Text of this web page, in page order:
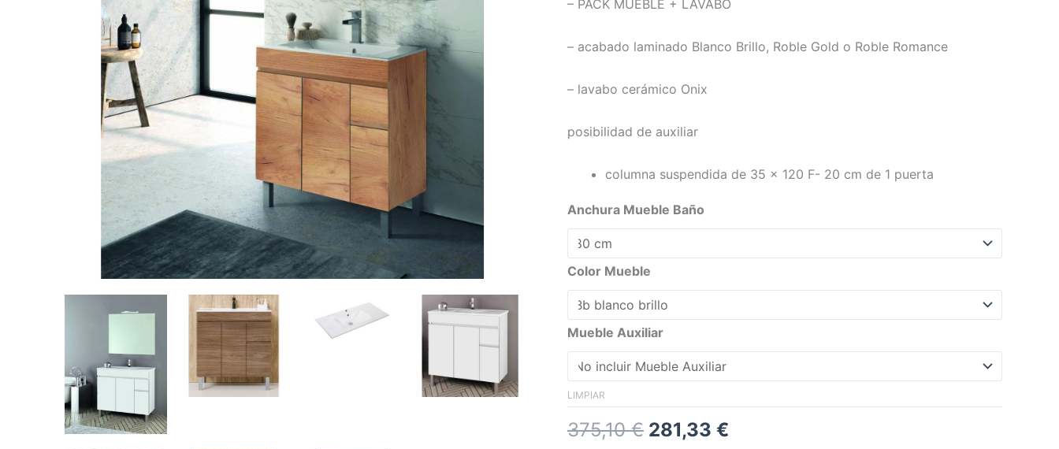
– PACK MUEBLE + LAVABO
– acabado laminado Blanco Brillo, Roble Gold o Roble Romance
– lavabo cerámico Onix
posibilidad de auxiliar
columna suspendida de 35 x 120 F- 20 cm de 1 puerta
Anchura Mueble Baño
Color Mueble
Mueble Auxiliar
LIMPIAR
375,10€ 281,33 €